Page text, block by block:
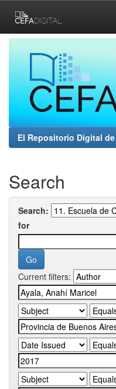
navigation
El Repositorio Digital
Search
Search:
for
Current filters: